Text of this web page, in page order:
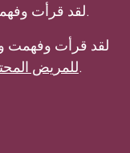
لقد قرأت.
لقد قرأت وفهمت
للمريض.